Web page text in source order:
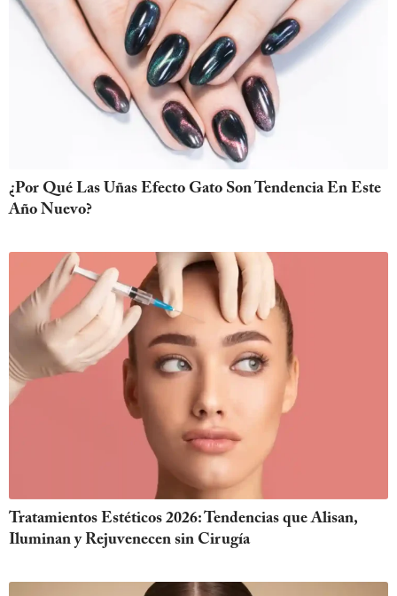
¿Por Qué Las Uñas Efecto Gato Son Tendencia En Este
Año Nuevo?
Tratamientos Estéticos 2026: Tendencias que Alisan,
Iluminan y Rejuvenecen sin Cirugía